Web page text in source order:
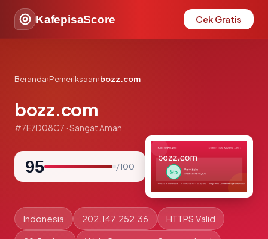
KafepisaScore Cek Gratis
Beranda›Pemeriksaan›bozz.com
bozz.com
#7E7D08C7 · Sangat Aman
95 / 100
Indonesia 202.147.252.36 HTTPS Valid